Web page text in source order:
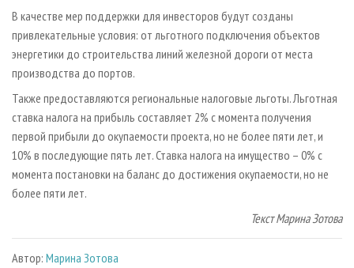
В качестве мер поддержки для инвесторов будут созданы
привлекательные условия: от льготного подключения объектов
энергетики до строительства линий железной дороги от места
производства до портов.
Также предоставляются региональные налоговые льготы. Льготная
ставка налога на прибыль составляет 2% с момента получения
первой прибыли до окупаемости проекта, но не более пяти лет, и
10% в последующие пять лет. Ставка налога на имущество – 0% с
момента постановки на баланс до достижения окупаемости, но не
более пяти лет.
Текст Марина Зотова
Автор: Марина Зотова